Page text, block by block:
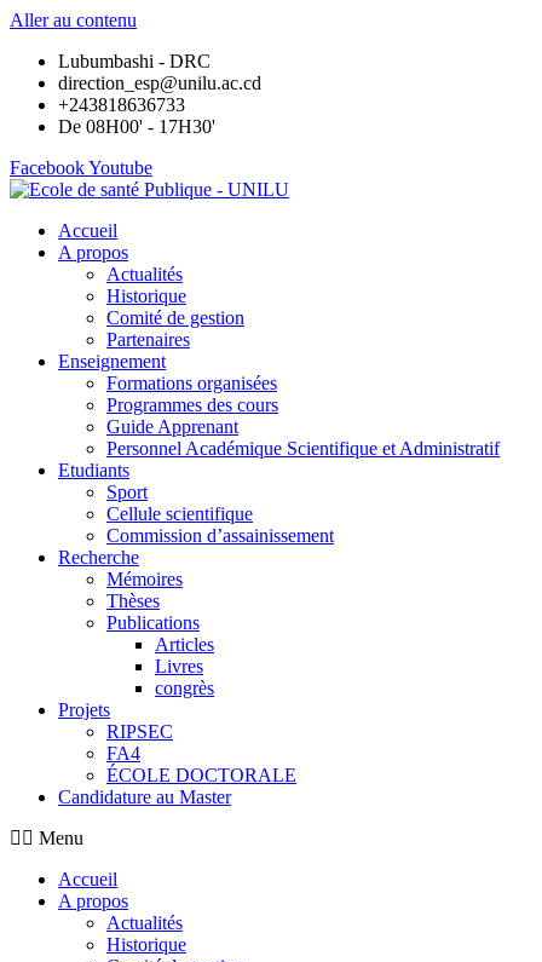
Aller au contenu
Lubumbashi - DRC
direction_esp@unilu.ac.cd
+243818636733
De 08H00' - 17H30'
FacebookYoutube
Accueil
A propos
Actualités
Historique
Comité de gestion
Partenaires
Enseignement
Formations organisées
Programmes des cours
Guide Apprenant
Personnel Académique Scientifique et Administratif
Etudiants
Sport
Cellule scientifique
Commission d’assainissement
Recherche
Mémoires
Thèses
Publications
Articles
Livres
congrès
Projets
RIPSEC
FA4
ÉCOLE DOCTORALE
Candidature au Master
Menu
Accueil
A propos
Actualités
Historique